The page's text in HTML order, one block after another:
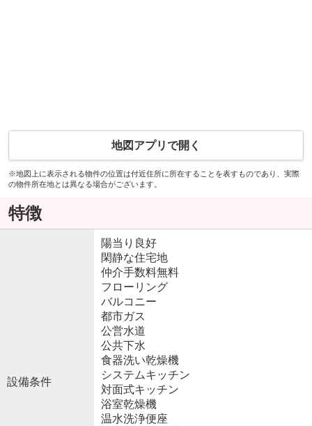
地図アプリで開く
※地図上に表示される物件の位置は付近住所に所在することを表すものであり、実際
の物件所在地とは異なる場合がございます。
特徴
設備条件
陽当り良好
閑静な住宅地
仲介手数料無料
フローリング
バルコニー
都市ガス
公営水道
公共下水
食器洗い乾燥機
システムキッチン
対面式キッチン
浴室乾燥機
温水洗浄便座